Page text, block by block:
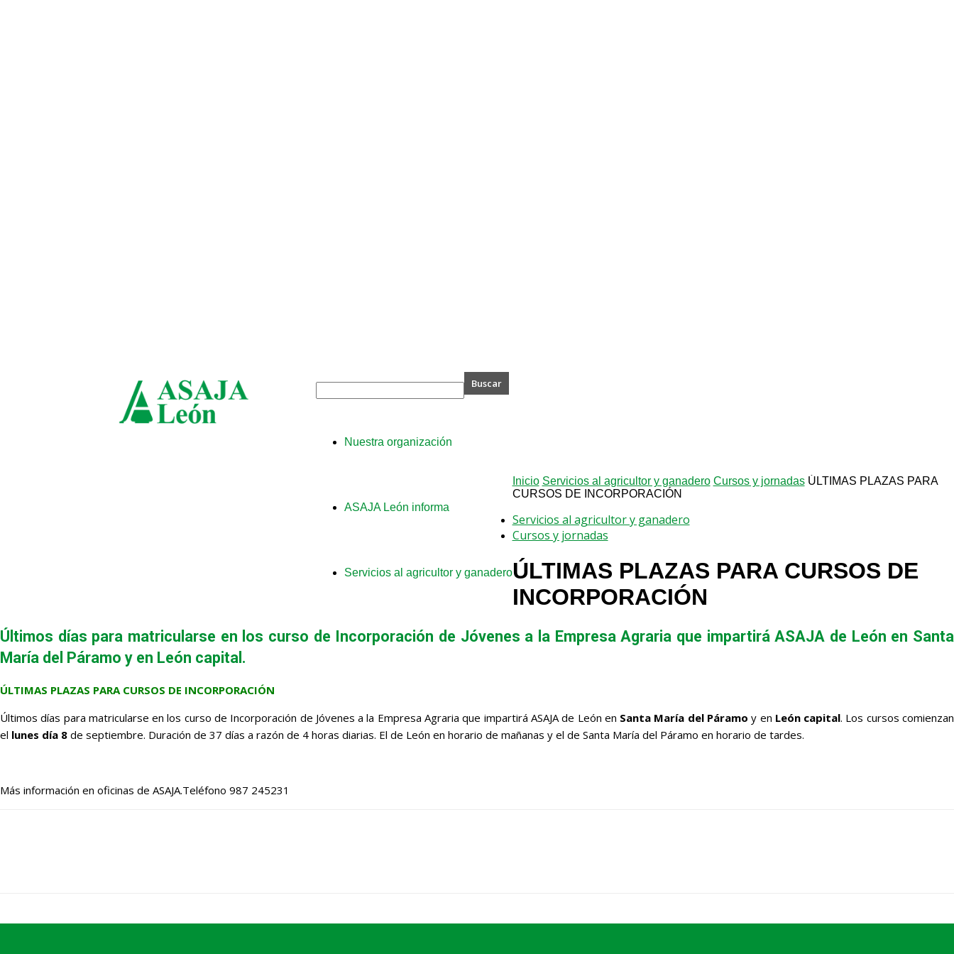
Nuestra organización
ASAJA León informa
Servicios al agricultor y ganadero
Inicio Servicios al agricultor y ganadero Cursos y jornadas ÚLTIMAS PLAZAS PARA
CURSOS DE INCORPORACIÓN
Servicios al agricultor y ganadero
Cursos y jornadas
ÚLTIMAS PLAZAS PARA CURSOS DE
INCORPORACIÓN
Últimos días para matricularse en los curso de Incorporación de Jóvenes a la Empresa Agraria que impartirá ASAJA de León en Santa
María del Páramo y en León capital.
ÚLTIMAS PLAZAS PARA CURSOS DE INCORPORACIÓN
Últimos días para matricularse en los curso de Incorporación de Jóvenes a la Empresa Agraria que impartirá ASAJA de León en Santa María del Páramo y en León capital. Los cursos comienzan
el lunes día 8 de septiembre. Duración de 37 días a razón de 4 horas diarias. El de León en horario de mañanas y el de Santa María del Páramo en horario de tardes.
Más información en oficinas de ASAJA.Teléfono 987 245231